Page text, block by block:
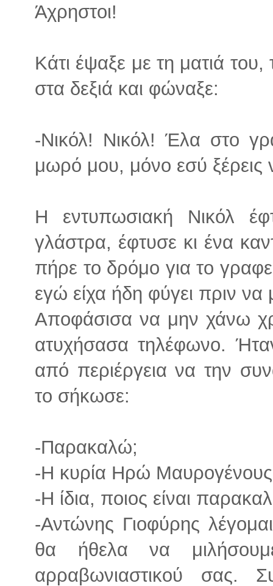
Άχρηστοι!
Κάτι έψαξε με τη ματιά
στα δεξιά και φώναξε:
-Νικόλ! Νικόλ! Έλα στο
μωρό μου, μόνο εσύ ξέρεις
Η εντυπωσιακή Νικόλ
γλάστρα, έφτυσε κι ένα
πήρε το δρόμο για το
εγώ είχα ήδη φύγει πριν να
Αποφάσισα να μην χάνω
ατυχήσασα τηλέφωνο.
από περιέργεια να την
το σήκωσε:
-Παρακαλώ;
-Η κυρία Ηρώ
-Η ίδια, ποιος είναι
-Αντώνης Γιοφύρης λέγομαι,
θα ήθελα να
αρραβωνιαστικού σας.